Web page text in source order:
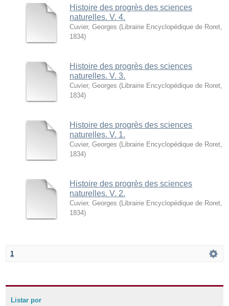
Histoire des progrès des sciences
naturelles. V. 4.
Cuvier, Georges ( Librairie Encyclopédique de Roret
1834)
Histoire des progrès des sciences
naturelles. V. 3.
Cuvier, Georges ( Librairie Encyclopédique de Roret
1834)
Histoire des progrès des sciences
naturelles. V. 1.
Cuvier, Georges ( Librairie Encyclopédique de Roret
1834)
Histoire des progrès des sciences
naturelles. V. 2.
Cuvier, Georges ( Librairie Encyclopédique de Roret
1834)
1
Listar por